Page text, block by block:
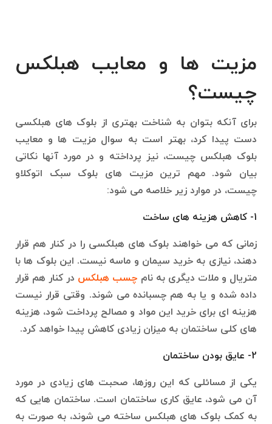
مزیت ها و معایب هبلکس
چیست؟
برای آنکه بتوان به شناخت بهتری از بلوک های هبلکسی
دست پیدا کرد، بهتر است به سوال مزیت ها و معایب
بلوک هبلکس چیست، نیز پرداخته و در مورد آنها نکاتی
بیان شود. مهم ترین مزیت های بلوک سبک اتوکلاو
چیست، در موارد زیر خلاصه می شود:
1- کاهش هزینه های ساخت
زمانی که می خواهند بلوک های هبلکسی را در کنار هم قرار
دهند، نیازی به خرید سیمان و ماسه نیست. این بلوک ها با
متریال و ملات دیگری به نام چسب هبلکس در کنار هم قرار
داده شده و یا به هم چسبانده می شوند. وقتی قرار نیست
هزینه ای برای خرید این مواد و مصالح پرداخت شود، هزینه
های کلی ساختمان به میزان زیادی کاهش پیدا خواهد کرد.
2- عایق بودن ساختمان
یکی از مسائلی که این روزها، صحبت های زیادی در مورد
آن می شود، عایق کاری ساختمان است. ساختمان هایی که
به کمک بلوک های هبلکس ساخته می شوند، به صورت به